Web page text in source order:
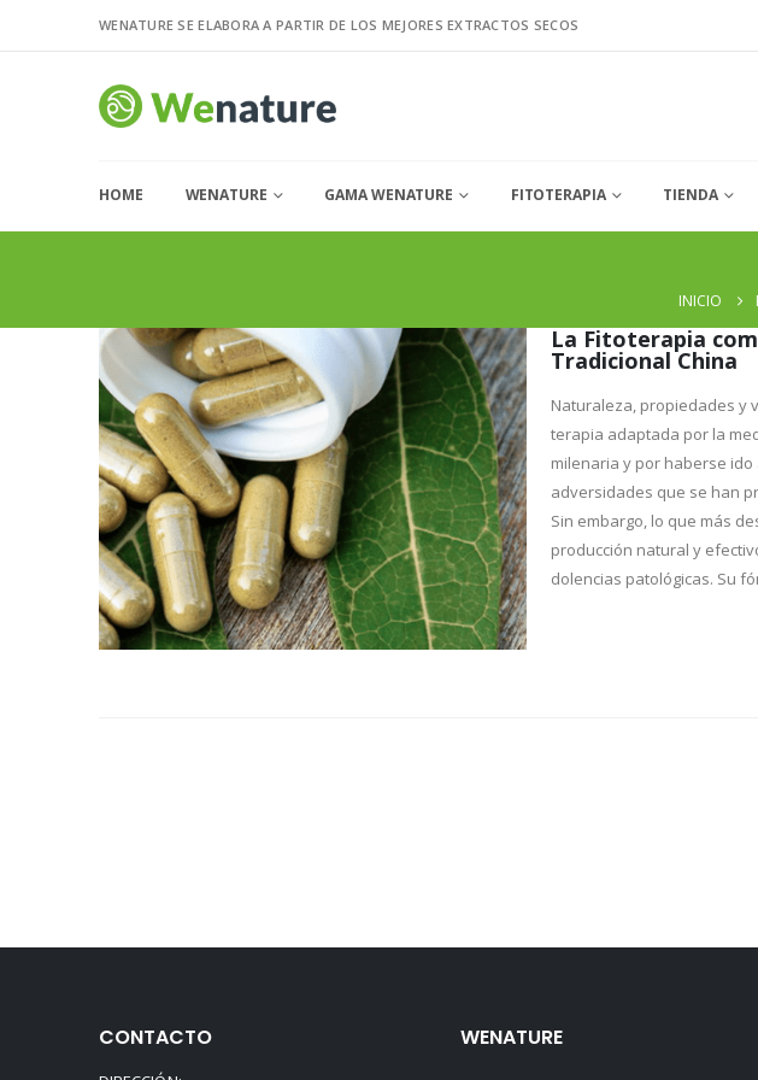
WENATURE SE ELABORA A PARTIR DE LOS MEJORES EXTRACTOS SECOS
HOME WENATURE GAMA WENATURE FITOTERAPIA TIENDA
INICIO
La Fitoterapia
Tradicional China
Naturaleza, propiedades y
terapia adaptada por la
milenaria y por haberse
adversidades que se han
Sin embargo, lo que más
producción natural y
dolencias patológicas. Su
CONTACTO WENATURE